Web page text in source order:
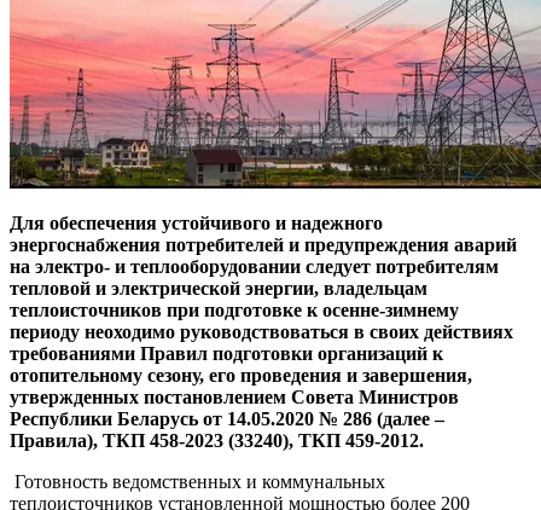
Для обеспечения устойчивого и надежного
энергоснабжения потребителей и предупреждения аварий
на электро- и теплооборудовании следует потребителям
тепловой и электрической энергии, владельцам
теплоисточников при подготовке к осенне-зимнему
периоду неоходимо руководствоваться в своих действиях
требованиями Правил подготовки организаций к
отопительному сезону, его проведения и завершения,
утвержденных постановлением Совета Министров
Республики Беларусь от 14.05.2020 № 286 (далее –
Правила), ТКП 458-2023 (33240), ТКП 459-2012.
Готовность ведомственных и коммунальных
теплоисточников установленной мощностью более 200